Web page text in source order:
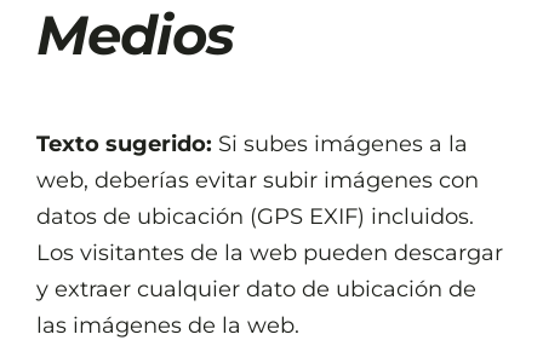
Medios
Texto sugerido: Si subes imágenes a la
web, deberías evitar subir imágenes con
datos de ubicación (GPS EXIF) incluidos.
Los visitantes de la web pueden descargar
y extraer cualquier dato de ubicación de
las imágenes de la web.